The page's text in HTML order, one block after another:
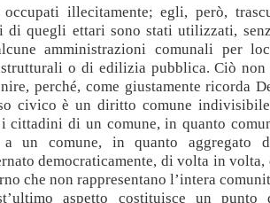
occupati illecitamente; egli, però,
di quegli ettari sono stati utilizzati,
amministrazioni comunali per
o di edilizia pubblica. Ciò non
perché, come giustamente ricorda
civico è un diritto comune
cittadini di un comune, in quanto
un comune, in quanto aggregato
democraticamente, di volta in volta,
che non rappresentano l’intera
aspetto costituisce un